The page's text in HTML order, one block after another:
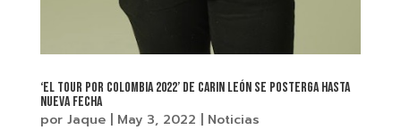
‘EL TOUR POR COLOMBIA 2022’ DE CARIN LEÓN SE POSTERGA HASTA
NUEVA FECHA
por Jaque| May 3, 2022 | Noticias